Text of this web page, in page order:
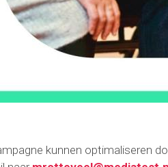
kunnen optimaliseren